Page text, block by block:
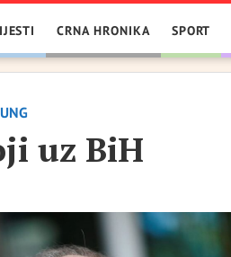
CRNA HRONIKA SPORT
uz BiH